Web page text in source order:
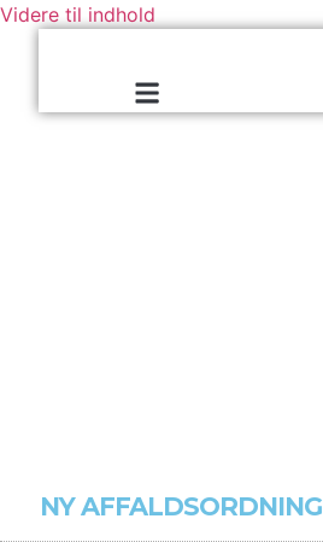
Videre til indhold
NY AFFALDSORDNING